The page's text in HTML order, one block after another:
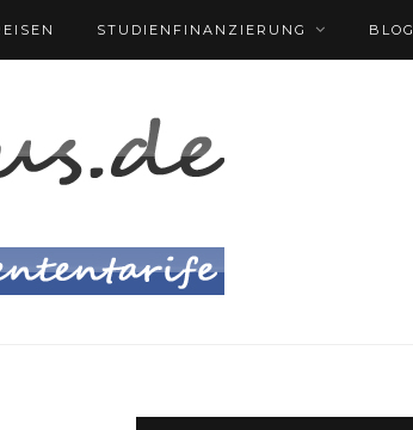
STUDIENFINANZIERUNG BLOG